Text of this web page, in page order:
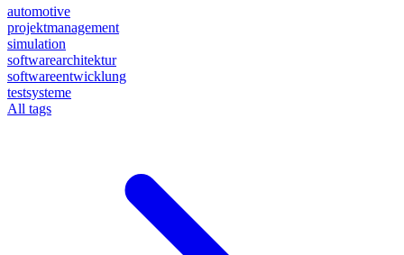
automotive
projektmanagement
simulation
softwarearchitektur
softwareentwicklung
testsysteme
All tags